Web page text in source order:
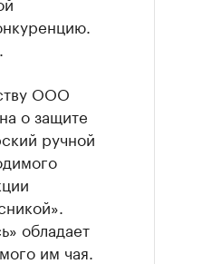
ООО
о защите
ручной
обладает
им чая.